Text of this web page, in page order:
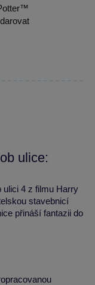
ulice:
ulici 4 z filmu Harry
stavebnicí
přináší fantazii do